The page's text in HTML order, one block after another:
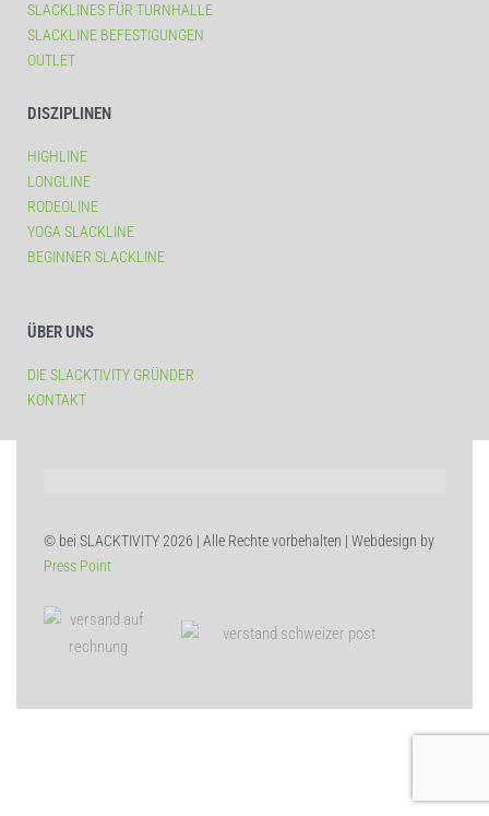
SLACKLINES FÜR TURNHALLE
SLACKLINE BEFESTIGUNGEN
OUTLET
DISZIPLINEN
HIGHLINE
LONGLINE
RODEOLINE
YOGA SLACKLINE
BEGINNER SLACKLINE
ÜBER UNS
DIE SLACKTIVITY GRÜNDER
KONTAKT
© bei SLACKTIVITY 2026 | Alle Rechte vorbehalten | Webdesign by
Press Point